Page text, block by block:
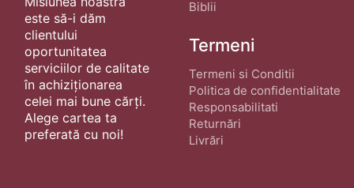
este să-i dăm
clientului
oportunitatea
serviciilor de calitate
în achiziționarea
celei mai bune cărți.
Alege cartea ta
preferată cu noi!
Biblii
Termeni
Termeni si Conditii
Politica de confidentialitate
Responsabilitati
Returnări
Livrări